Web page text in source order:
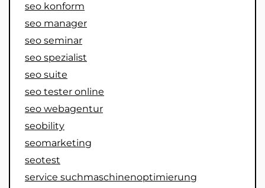
seo konform
seo manager
seo seminar
seo spezialist
seo suite
seo tester online
seo webagentur
seobility
seomarketing
seotest
service suchmaschinenoptimierung